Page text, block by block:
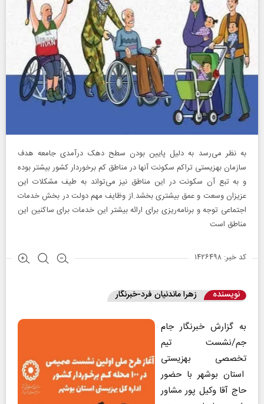
به نظر می‌رسد به دلیل پایین بودن سطح دهک درآمدی جامعه هدف
سازمان بهزیستی تراکم سکونت آنها در مناطق کم برخوردار کشور بیشتر بوده
و به تبع آن سکونت در این مناطق نیز می‌تواند به طیف مشکلات این
عزیزان وسعت و عمق بیشتری بخشد.از وظایف مهم دولت در بخش خدمات
اجتماعی توجه و برنامه‌ریزی برای ارائه بیشتر این خدمات برای ساکنین این
مناطق است
کد خبر: ۱۴۲۶۴۹۸
نویسنده زهرا ماندنیان فرد-خبرنگار
به گزارش خبرنگار جام
جم/نشست تیم
تخصصی بهزیستی
استان بوشهر با حضور
حاج آقا وکیل پور مشاور